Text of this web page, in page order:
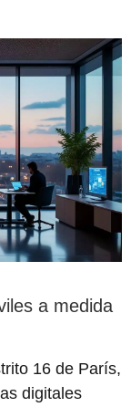
a medida
16 de París,
digitales